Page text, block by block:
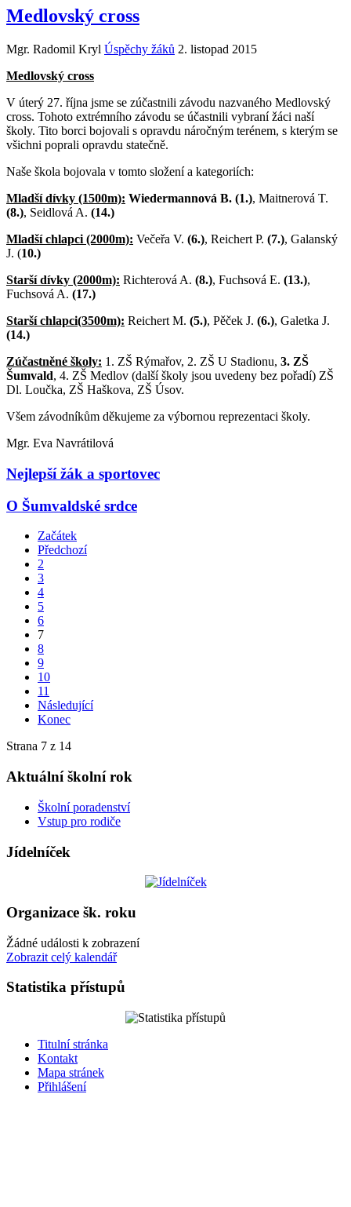
Medlovský cross
Mgr. Radomil Kryl Úspěchy žáků 2. listopad 2015
Medlovský cross
V úterý 27. října jsme se zúčastnili závodu nazvaného Medlovský
cross. Tohoto extrémního závodu se účastnili vybraní žáci naší
školy. Tito borci bojovali s opravdu náročným terénem, s kterým se
všichni poprali opravdu statečně.
Naše škola bojovala v tomto složení a kategoriích:
Mladší dívky (1500m): Wiedermannová B. (1.), Maitnerová T.
(8.), Seidlová A. (14.)
Mladší chlapci (2000m): Večeřa V. (6.), Reichert P. (7.), Galanský
J. (10.)
Starší dívky (2000m): Richterová A. (8.), Fuchsová E. (13.),
Fuchsová A. (17.)
Starší chlapci(3500m): Reichert M. (5.), Pěček J. (6.), Galetka J.
(14.)
Zúčastněné školy: 1. ZŠ Rýmařov, 2. ZŠ U Stadionu, 3. ZŠ
Šumvald, 4. ZŠ Medlov (další školy jsou uvedeny bez pořadí) ZŠ
Dl. Loučka, ZŠ Haškova, ZŠ Úsov.
Všem závodníkům děkujeme za výbornou reprezentaci školy.
Mgr. Eva Navrátilová
Nejlepší žák a sportovec
O Šumvaldské srdce
Začátek
Předchozí
2
3
4
5
6
7
8
9
10
11
Následující
Konec
Strana 7 z 14
Aktuální školní rok
Školní poradenství
Vstup pro rodiče
Jídelníček
Organizace šk. roku
Žádné události k zobrazení
Zobrazit celý kalendář
Statistika přístupů
Titulní stránka
Kontakt
Mapa stránek
Přihlášení